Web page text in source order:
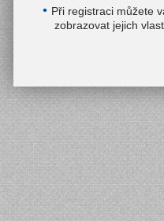
Při registraci můžete
zobrazovat jejich